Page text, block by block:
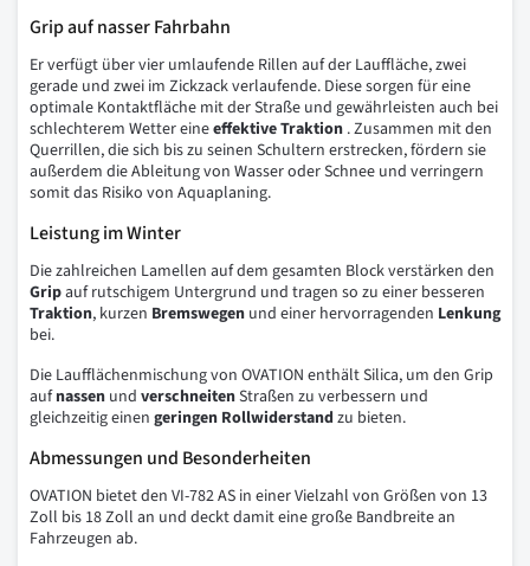
Grip auf nasser Fahrbahn
Er verfügt über vier umlaufende Rillen auf der Lauffläche, zwei
gerade und zwei im Zickzack verlaufende. Diese sorgen für eine
optimale Kontaktfläche mit der Straße und gewährleisten auch bei
schlechterem Wetter eineeffektive Traktion . Zusammen mit den
Querrillen, die sich bis zu seinen Schultern erstrecken, fördern sie
außerdem die Ableitung von Wasser oder Schnee und verringern
somit das Risiko von Aquaplaning.
Leistung im Winter
Die zahlreichen Lamellen auf dem gesamten Block verstärken den
Gripauf rutschigem Untergrund und tragen so zu einer besseren
Traktion, kurzen Bremswegen und einer hervorragenden Lenkung
bei.
Die Laufflächenmischung von OVATION enthält Silica, um den Grip
aufnassen und verschneitenStraßen zu verbessern und
gleichzeitig einen geringen Rollwiderstand zu bieten.
Abmessungen und Besonderheiten
OVATION bietet den VI-782 AS in einer Vielzahl von Größen von 13
Zoll bis 18 Zoll an und deckt damit eine große Bandbreite an
Fahrzeugen ab.